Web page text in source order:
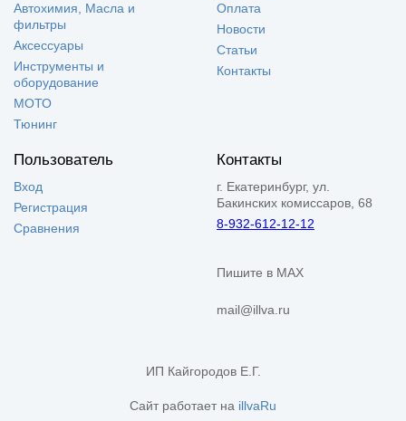
Автохимия, Масла и
фильтры
Аксессуары
Инструменты и
оборудование
МОТО
Тюнинг
Оплата
Новости
Статьи
Контакты
Пользователь
Вход
Регистрация
Сравнения
Контакты
г. Екатеринбург, ул.
Бакинских комиссаров, 68
8-932-612-12-12
Пишите в MAX
mail@illva.ru
ИП Кайгородов Е.Г.
Сайт работает на illvaRu